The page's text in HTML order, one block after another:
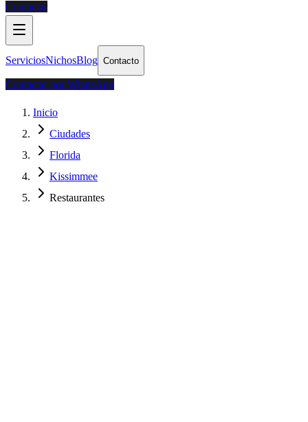
Contactar
ServiciosNichosBlog Contacto
Contactar por WhatsApp
Inicio
Ciudades
Florida
Kissimmee
Restaurantes